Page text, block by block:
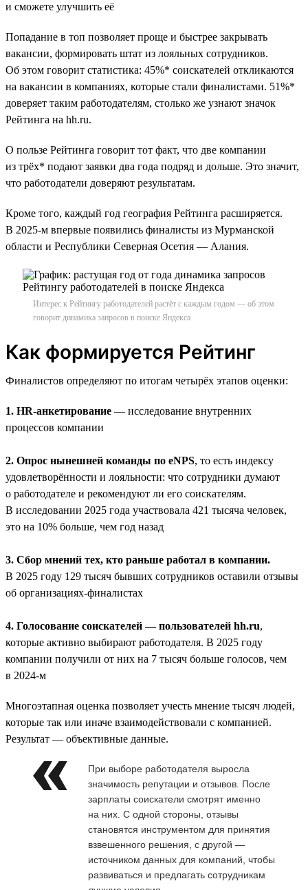
и сможете улучшить её
Попадание в топ позволяет проще и быстрее закрывать
вакансии, формировать штат из лояльных сотрудников.
Об этом говорит статистика: 45%* соискателей откликаются
на вакансии в компаниях, которые стали финалистами. 51%*
доверяет таким работодателям, столько же узнают значок
Рейтинга на hh.ru.
О пользе Рейтинга говорит тот факт, что две компании
из трёх* подают заявки два года подряд и дольше. Это значит,
что работодатели доверяют результатам.
Кроме того, каждый год география Рейтинга расширяется.
В 2025-м впервые появились финалисты из Мурманской
области и Республики Северная Осетия — Алания.
Интерес к Рейтингу работодателей растёт с каждым годом — об этом
говорит динамика запросов в поиске Яндекса
Как формируется Рейтинг
Финалистов определяют по итогам четырёх этапов оценки:
1. HR-анкетирование — исследование внутренних
процессов компании
2. Опрос нынешней команды по eNPS, то есть индексу
удовлетворённости и лояльности: что сотрудники думают
о работодателе и рекомендуют ли его соискателям.
В исследовании 2025 года участвовала 421 тысяча человек,
это на 10% больше, чем год назад
3. Сбор мнений тех, кто раньше работал в компании.
В 2025 году 129 тысяч бывших сотрудников оставили отзывы
об организациях-финалистах
4. Голосование соискателей — пользователей hh.ru,
которые активно выбирают работодателя. В 2025 году
компании получили от них на 7 тысяч больше голосов, чем
в 2024-м
Многоэтапная оценка позволяет учесть мнение тысяч людей,
которые так или иначе взаимодействовали с компанией.
Результат — объективные данные.
При выборе работодателя выросла
значимость репутации и отзывов. После
зарплаты соискатели смотрят именно
на них. С одной стороны, отзывы
становятся инструментом для принятия
взвешенного решения, с другой —
источником данных для компаний, чтобы
развиваться и предлагать сотрудникам